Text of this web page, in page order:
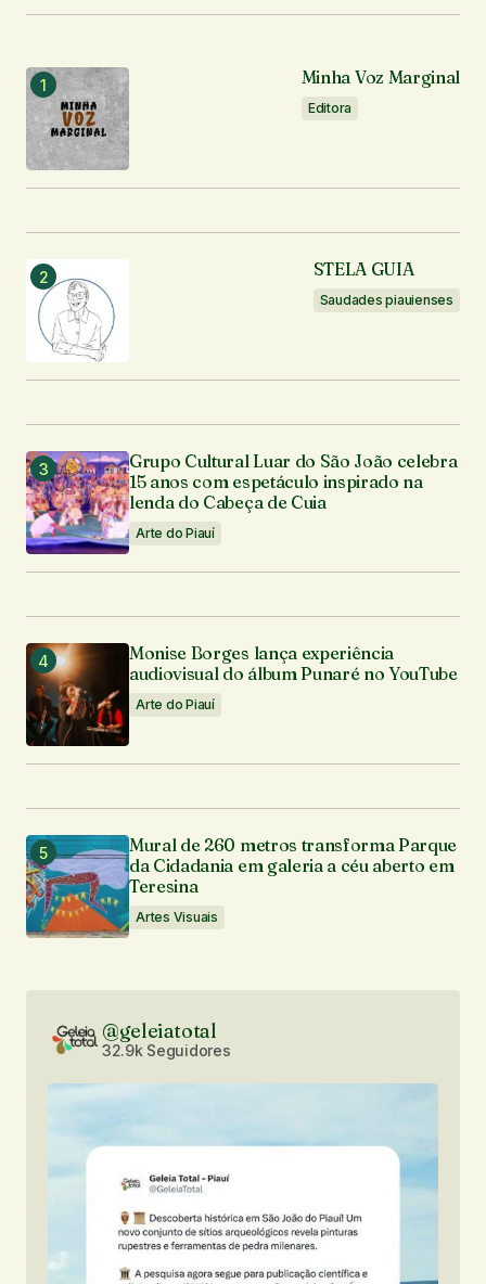
Minha Voz Marginal
Editora
STELA GUIA
Saudades piauienses
Grupo Cultural Luar do São João celebra
15 anos com espetáculo inspirado na
lenda do Cabeça de Cuia
Arte do Piauí
Monise Borges lança experiência
audiovisual do álbum Punaré no YouTube
Arte do Piauí
Mural de 260 metros transforma Parque
da Cidadania em galeria a céu aberto em
Teresina
Artes Visuais
@geleiatotal
32.9k Seguidores